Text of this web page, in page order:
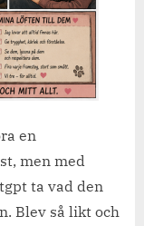
en
men med
ta vad den
Blev så likt och